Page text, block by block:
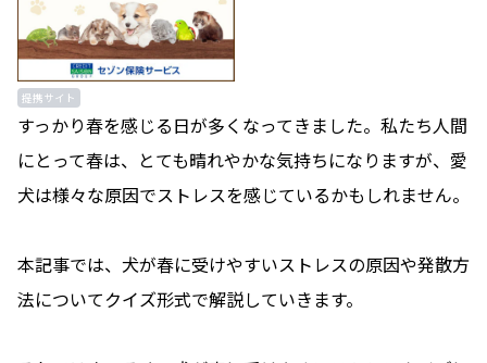
提携サイト
すっかり春を感じる日が多くなってきました。私たち人間
にとって春は、とても晴れやかな気持ちになりますが、愛
犬は様々な原因でストレスを感じているかもしれません。
本記事では、犬が春に受けやすいストレスの原因や発散方
法についてクイズ形式で解説していきます。